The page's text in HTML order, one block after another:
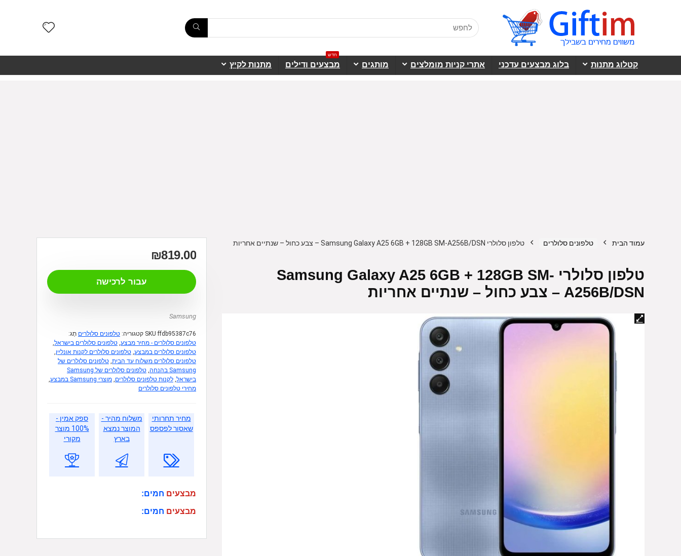
קטלוג מתנות בלוג מבצעים עדכני אתרי קניות מומלצים מותגים מבצעים ודילים
חדש
מתנות לקיץ
עמוד הבית טלפונים סלולרים טלפון סלולרי Samsung Galaxy A25 6GB + 128GB SM-A256B/DSN – צבע כחול – שנתיים אחריות
טלפון סלולרי Samsung Galaxy A25 6GB + 128GB SM-
A256B/DSN – צבע כחול – שנתיים אחריות
₪819.00
עבור לרכישה
Samsung
SKUffdb95387c76 קטגוריה: טלפונים סלולרים תָג:
טלפונים סלולרים - מחיר מבצע, טלפונים סלולרים בישראל,
טלפונים סלולרים במבצע, טלפונים סלולרים לקנות אונליין,
טלפונים סלולרים משלוח עד הבית, טלפונים סלולרים של
Samsung בהנחה
,
טלפונים סלולרים של Samsung
בישראל, לקנות טלפונים סלולרים, מוצרי Samsung במבצע
,
מחירי טלפונים סלולרים
מחיר תחרותי
שאסור לפספס
משלוח מהיר -
המוצר נמצא
בארץ
ספק אמין -
100% מוצר
מקורי
מבצעים חמים:
מבצעים חמים: